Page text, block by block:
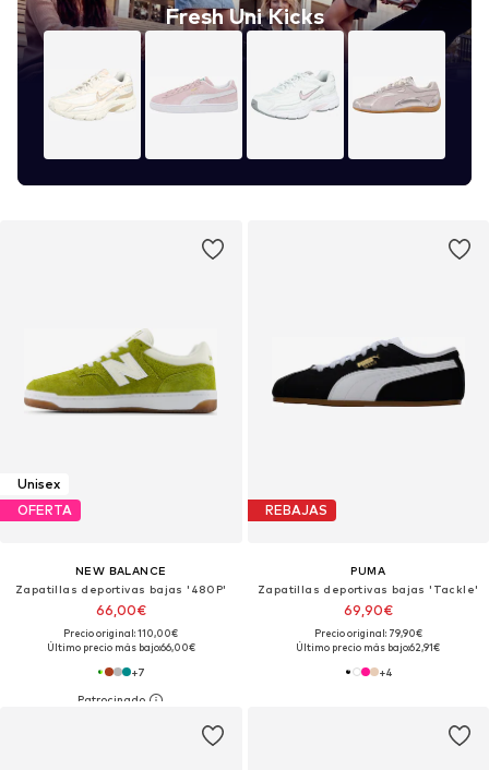
Fresh Uni Kicks
Unisex
OFERTA
NEW BALANCE
Zapatillas deportivas bajas '480P'
66,00€
Precio original: 110,00€
Último precio más bajo:66,00€
+7
REBAJAS
PUMA
Zapatillas deportivas bajas 'Tackle'
69,90€
Precio original: 79,90€
Último precio más bajo:62,91€
+4